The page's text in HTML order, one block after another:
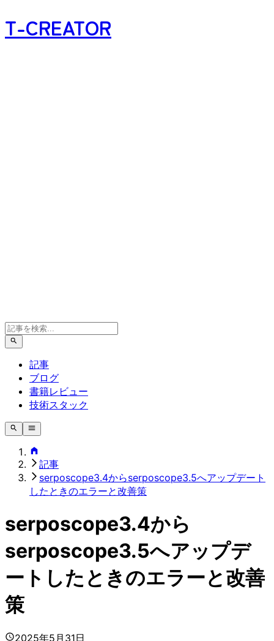
T-CREATOR
記事
ブログ
書籍レビュー
技術スタック
記事
serposcope3.4からserposcope3.5へアップデート
したときのエラーと改善策
serposcope3.4から
serposcope3.5へアップデ
ートしたときのエラーと改善
策
2025年5月31日